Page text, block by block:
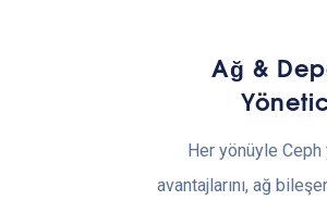
Ağ &
Her yönüyle
avantajlarını, ağ